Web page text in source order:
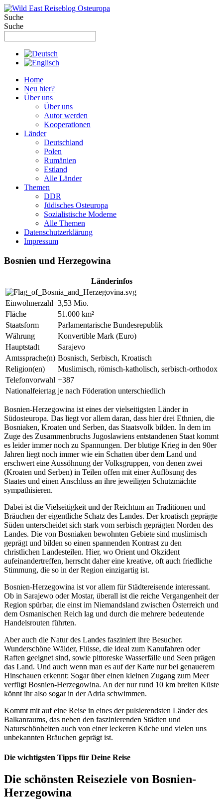
Zum
Inhalt
springen
Suche
Suche
Home
Neu hier?
Über uns
Über uns
Autor werden
Kooperationen
Länder
Deutschland
Polen
Rumänien
Estland
Alle Länder
Themen
DDR
Jüdisches Osteuropa
Sozialistische Moderne
Alle Themen
Datenschutzerklärung
Impressum
Bosnien und Herzegowina
Länderinfos
Einwohnerzahl 3,53 Mio.
Fläche
51.000 km²
Staatsform
Parlamentarische Bundesrepublik
Währung
Konvertible Mark (Euro)
Hauptstadt
Sarajevo
Amtssprache(n) Bosnisch, Serbisch, Kroatisch
Religion(en)
Muslimisch, römisch-katholisch, serbisch-orthodox
Telefonvorwahl +387
Nationalfeiertag je nach Föderation unterschiedlich
Bosnien-Herzegowina ist eines der vielseitigsten Länder in
Südosteuropa. Das liegt vor allem daran, dass hier drei Ethnien, die
Bosniaken, Kroaten und Serben, das Staatsvolk bilden. In dem im
Zuge des Zusammenbruchs Jugoslawiens entstandenen Staat kommt
es leider immer noch zu Spannungen. Der blutige Krieg in den 90er
Jahren liegt noch immer wie ein Schatten über dem Land und
erschwert eine Aussöhnung der Volksgruppen, von denen zwei
(Kroaten und Serben) in Teilen offen mit einer Auflösung des
Staates und einen Anschluss an ihre jeweiligen Schutzmächte
sympathisieren.
Dabei ist die Vielseitigkeit und der Reichtum an Traditionen und
Bräuchen der eigentliche Schatz des Landes. Der kroatisch geprägte
Süden unterscheidet sich stark vom serbisch geprägten Norden des
Landes. Die von Bosniaken bewohnten Gebiete sind muslimisch
geprägt und bilden so einen spannenden Kontrast zu den
christlichen Landesteilen. Hier, wo Orient und Okzident
aufeinandertreffen, herrscht daher eine kreative, oft auch friedliche
Stimmung, die so in der Region einzigartig ist.
Bosnien-Herzegowina ist vor allem für Städtereisende interessant.
Ob in Sarajewo oder Mostar, überall ist die reiche Vergangenheit der
Region spürbar, die einst im Niemandsland zwischen Österreich und
dem Osmanischen Reich lag und durch die mehrere bedeutende
Handelsrouten führten.
Aber auch die Natur des Landes fasziniert ihre Besucher.
Wunderschöne Wälder, Flüsse, die ideal zum Kanufahren oder
Raften geeignet sind, sowie pittoreske Wasserfälle und Seen prägen
das Land. Und auch wenn man es auf der Karte nur bei genauerem
Hinschauen erkennt: Sogar über einen kleinen Zugang zum Meer
verfügt Bosnien-Herzegowina. An der nur rund 10 km breiten Küste
könnt ihr also sogar in der Adria schwimmen.
Kommt mit auf eine Reise in eines der pulsierendsten Länder des
Balkanraums, das neben den faszinierenden Städten und
Naturschönheiten auch von einer leckeren Küche und vielen uns
unbekannten Bräuchen geprägt ist.
Die wichtigsten Tipps für Deine Reise
Die schönsten Reiseziele von Bosnien-
Herzegowina